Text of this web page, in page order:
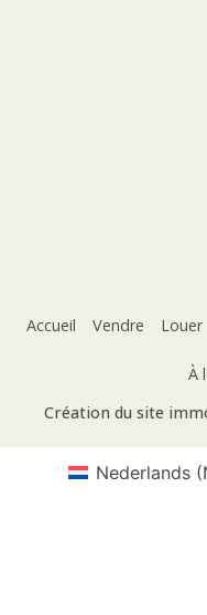
Accueil Vendre Louer
À
Création du site
Nederlands(